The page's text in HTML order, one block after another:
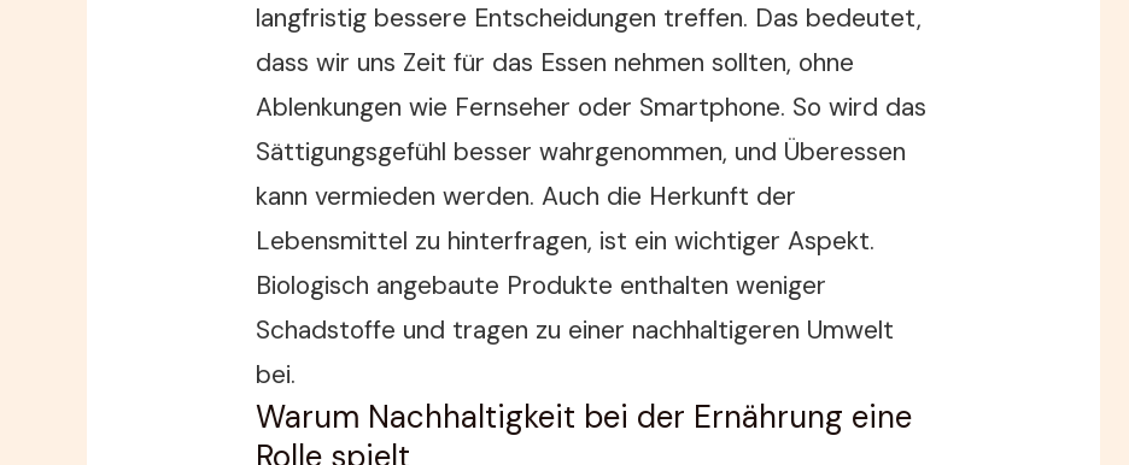
langfristig bessere Entscheidungen treffen. Das bedeutet,
dass wir uns Zeit für das Essen nehmen sollten, ohne
Ablenkungen wie Fernseher oder Smartphone. So wird das
Sättigungsgefühl besser wahrgenommen, und Überessen
kann vermieden werden. Auch die Herkunft der
Lebensmittel zu hinterfragen, ist ein wichtiger Aspekt.
Biologisch angebaute Produkte enthalten weniger
Schadstoffe und tragen zu einer nachhaltigeren Umwelt
bei.
Warum Nachhaltigkeit bei der Ernährung eine
Rolle spielt